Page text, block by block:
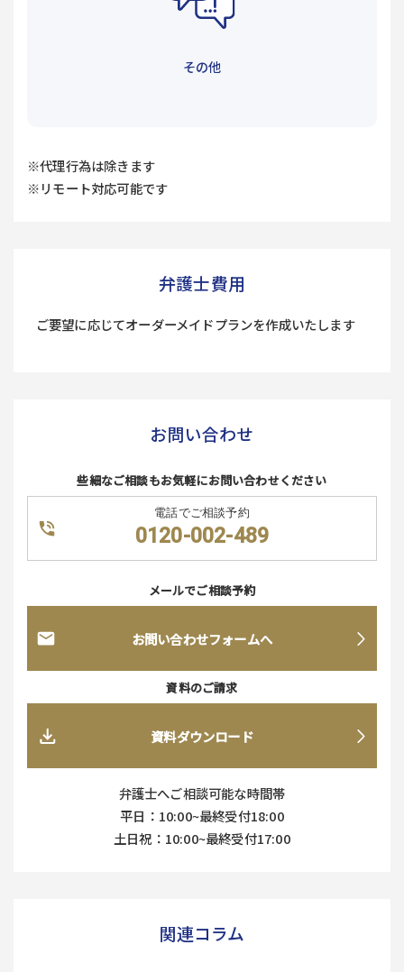
その他
※代理行為は除きます
※リモート対応可能です
弁護士費用
ご要望に応じてオーダーメイドプランを作成いたします
お問い合わせ
些細なご相談もお気軽にお問い合わせください
電話でご相談予約
0120-002-489
メールでご相談予約
お問い合わせフォームへ
資料のご請求
資料ダウンロード
弁護士へご相談可能な時間帯
平日：10:00~最終受付18:00
土日祝：10:00~最終受付17:00
関連コラム